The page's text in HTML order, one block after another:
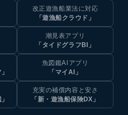
改正遊漁船業法に対応
「遊漁船クラウド」
潮見表アプリ
「タイドグラフBI」
魚図鑑AIアプリ
「マイAI」
充実の補償内容と安さ
「新・遊漁船保険DX」